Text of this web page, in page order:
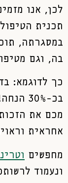
לכן, אנו
תכנית
במסגרתה,
בה, וגם
כך לדוגמא:
בכ-
מכם את
אחראית
מחפשים
ונעמוד